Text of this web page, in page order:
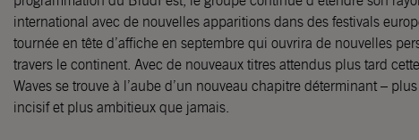
international avec de nouvelles apparitions dans des festivals
tournée en tête d’affiche en septembre qui ouvrira de nouvelles
travers le continent. Avec de nouveaux titres attendus plus tard
Waves se trouve à l’aube d’un nouveau chapitre déterminant –
incisif et plus ambitieux que jamais.